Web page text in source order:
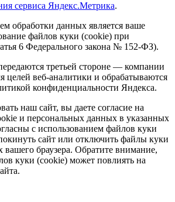
сервиса Яндекс.Метрика.
обработки данных является ваше
файлов куки (cookie) при
6 Федерального закона № 152-ФЗ).
третьей стороне — компании
веб-аналитики и обрабатываются
конфиденциальности Яндекса.
наш сайт, вы даете согласие на
и персональных данных в указанных
с использованием файлов куки
сайт или отключить файлы куки
вашего браузера. Обратите внимание,
куки (cookie) может повлиять на